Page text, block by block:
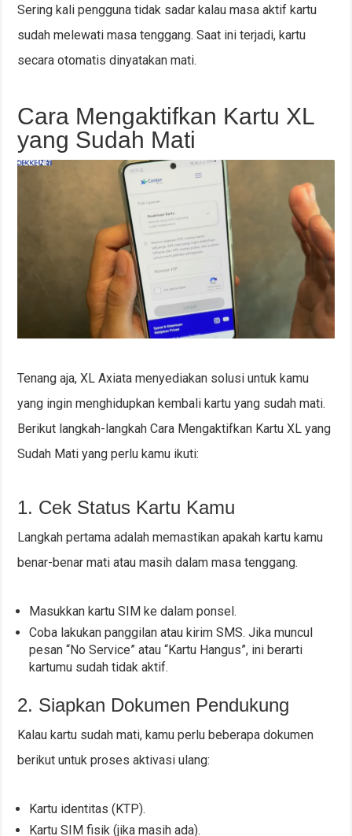
Sering kali pengguna tidak sadar kalau masa aktif kartu
sudah melewati masa tenggang. Saat ini terjadi, kartu
secara otomatis dinyatakan mati.
Cara Mengaktifkan Kartu XL
yang Sudah Mati
Tenang aja, XL Axiata menyediakan solusi untuk kamu
yang ingin menghidupkan kembali kartu yang sudah mati.
Berikut langkah-langkah Cara Mengaktifkan Kartu XL yang
Sudah Mati yang perlu kamu ikuti:
1. Cek Status Kartu Kamu
Langkah pertama adalah memastikan apakah kartu kamu
benar-benar mati atau masih dalam masa tenggang.
Masukkan kartu SIM ke dalam ponsel.
Coba lakukan panggilan atau kirim SMS. Jika muncul
pesan “No Service” atau “Kartu Hangus”, ini berarti
kartumu sudah tidak aktif.
2. Siapkan Dokumen Pendukung
Kalau kartu sudah mati, kamu perlu beberapa dokumen
berikut untuk proses aktivasi ulang:
Kartu identitas (KTP).
Kartu SIM fisik (jika masih ada).